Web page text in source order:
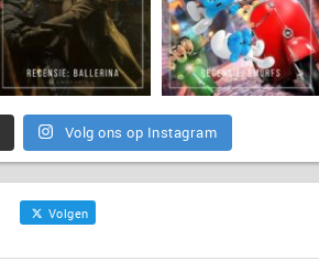
Volg ons op Instagram
Volgen